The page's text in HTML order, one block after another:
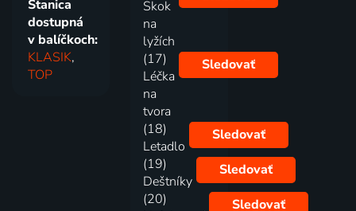
Stanica
dostupná
v balíčkoch:
KLASIK,
TOP
Skok
na
lyžích
(17)
Léčka
na
tvora
Sledovať
(18)
Letadlo
Sledovať
(19)
Deštníky
Sledovať
(20)
Sledovať